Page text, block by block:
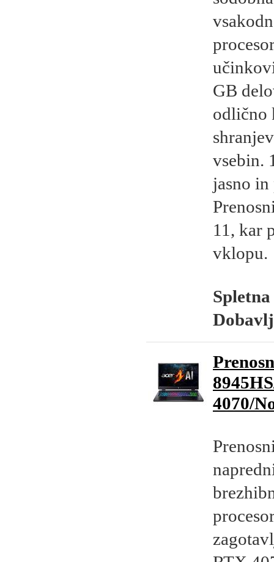
GB
odlično
vsebin.
jasno
11, kar
vklopu.
4070/